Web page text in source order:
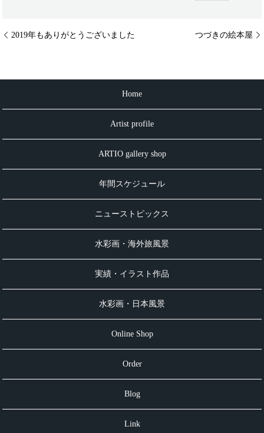
2019年もありがとうございました つづきの絵本屋
Home
Artist profile
ARTIO gallery shop
年間スケジュール
ニューストピックス
水彩画・海外旅風景
実績・イラスト作品
水彩画・日本風景
Online Shop
Order
Blog
Link